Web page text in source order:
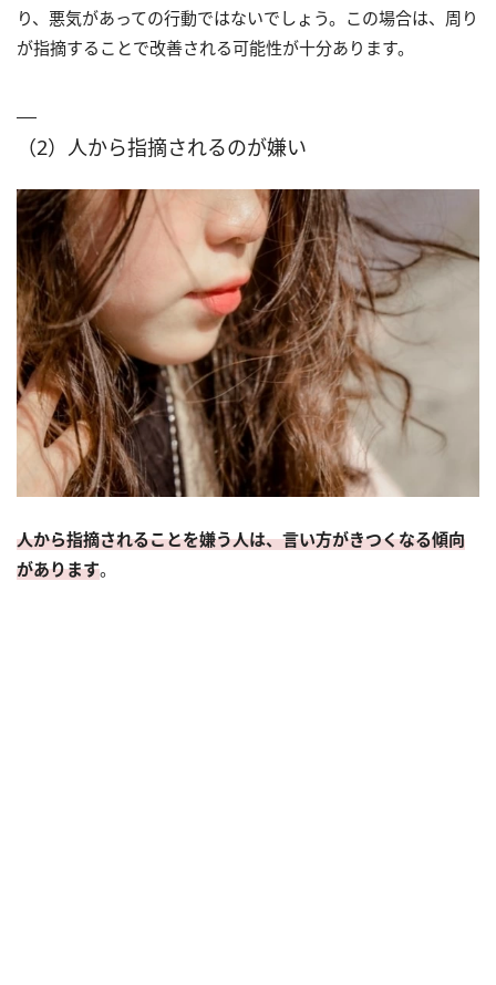
り、悪気があっての行動ではないでしょう。この場合は、周り
が指摘することで改善される可能性が十分あります。
（2）人から指摘されるのが嫌い
人から指摘されることを嫌う人は、言い方がきつくなる傾向
があります。